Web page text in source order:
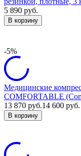
5 890 руб.
В корзину
-5%
Медицинские
COMFORTABLE
13 870 руб.14 600 руб.
В корзину